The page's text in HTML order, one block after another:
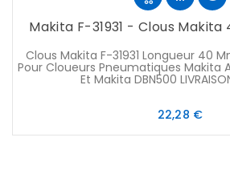
Makita F-31931 - Clous
Clous Makita F-31931 Longueur 40
Pour Cloueurs Pneumatiques Makita
Et Makita DBN500
22,28 €Prix